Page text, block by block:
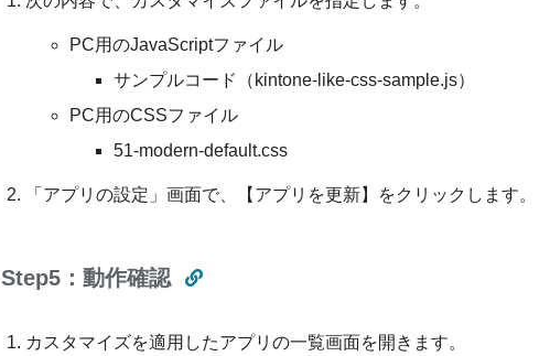
PC用のJavaScriptファイル
サンプルコード（kintone-like-css-sample.js）
PC用のCSSファイル
51-modern-default.css
「アプリの設定」画面で、【アプリを更新】をクリックします。
Step5：動作確認
カスタマイズを適用したアプリの一覧画面を開きます。